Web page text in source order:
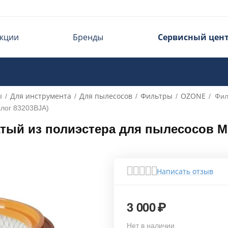
Бренды Сервисный
/ Для инструмента / Для пылесосов / Фильтры / OZONE /
83203BJA)
из полиэстера для пылесосов
Написать отзыв
3 000₽
Нет в наличии